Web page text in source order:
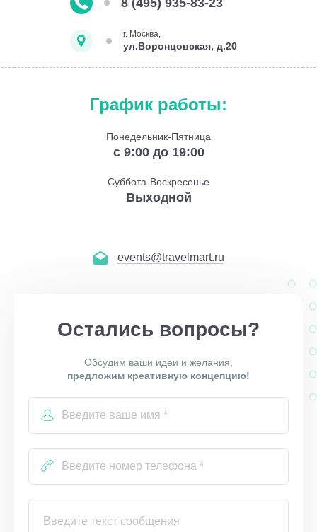
г. Москва,
ул.Воронцовская, д.20
График работы:
Понедельник-Пятница
с 9:00 до 19:00
Суббота-Воскресенье
Выходной
events@travelmart.ru
Остались вопросы?
Обсудим ваши идеи и желания,
предложим креативную концепцию!